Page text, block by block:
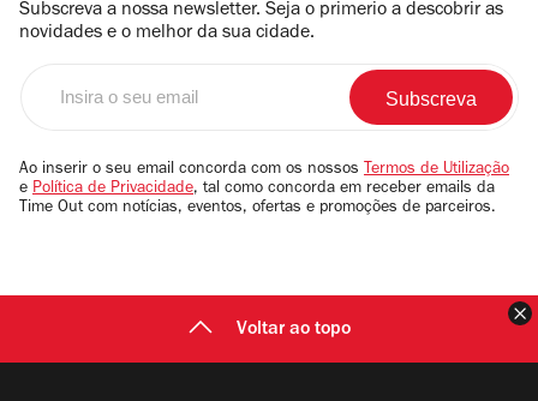
Subscreva a nossa newsletter. Seja o primerio a descobrir as
novidades e o melhor da sua cidade.
email
Ao inserir o seu email concorda com os nossos Termos de Utilização
e Política de Privacidade, tal como concorda em receber emails da
Time Out com notícias, eventos, ofertas e promoções de parceiros.
Voltar ao topo